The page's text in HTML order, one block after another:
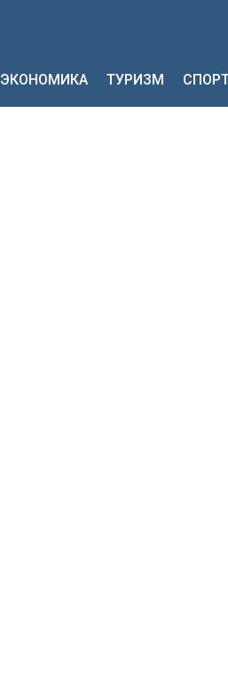
ЭКОНОМИКА ТУРИЗМ